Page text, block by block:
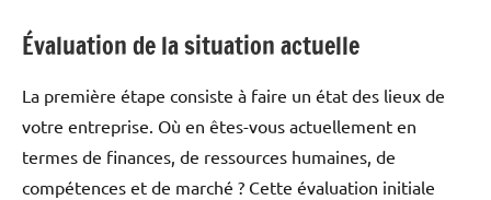
Évaluation de la situation actuelle
La première étape consiste à faire un état des lieux de
votre entreprise. Où en êtes-vous actuellement en
termes de finances, de ressources humaines, de
compétences et de marché ? Cette évaluation initiale